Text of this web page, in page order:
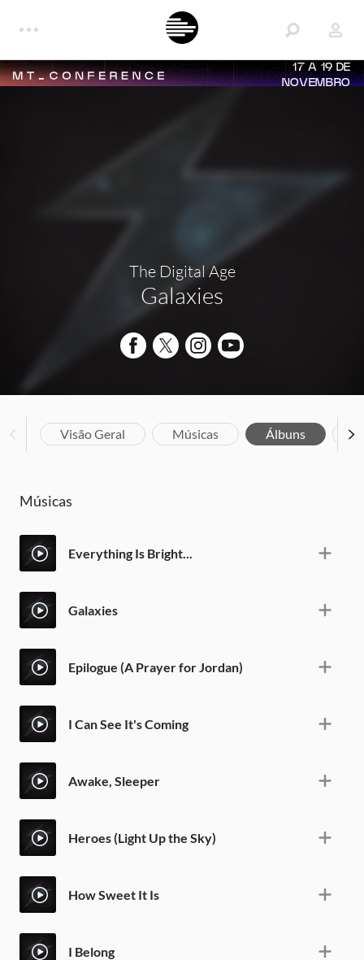
17 A 19 DE
NOVEMBRO
The Digital Age
Galaxies
Visão Geral Músicas Álbuns
Músicas
Everything Is Bright...
Galaxies
Epilogue (A Prayer for Jordan)
I Can See It's Coming
Awake, Sleeper
Heroes (Light Up the Sky)
How Sweet It Is
I Belong